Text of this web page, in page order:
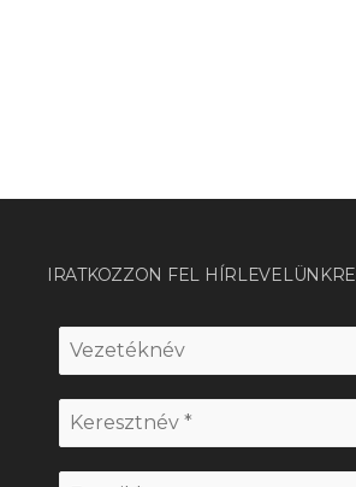
IRATKOZZON FEL HÍRLEVELÜNKRE